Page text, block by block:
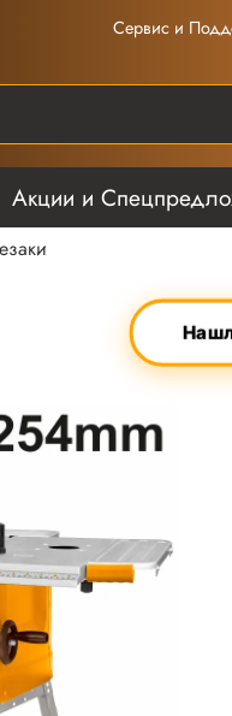
Сервис и
Акции и